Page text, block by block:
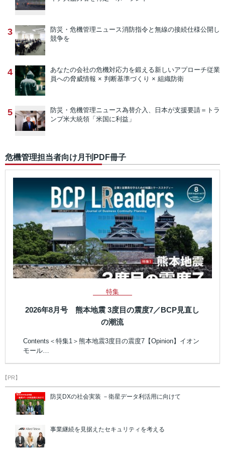
3 防災・危機管理ニュース消防指令と無線の接続仕様公開し
競争を
4 あなたの会社の危機対応力を鍛える新しいアプローチ従業
員への脅威情報 × 判断基準づくり × 組織防衛
5 防災・危機管理ニュース為替介入、日本が支援要請＝トラ
ンプ米大統領「米国に利益」
危機管理担当者向け月刊PDF冊子
特集
2026年8月号 熊本地震 3度目の震度7／BCP見直し
の潮流
Contents＜特集1＞熊本地震3度目の震度7【Opinion】イオン
モール…
【PR】
防災DXの社会実装 －衛星データ利活用に向けて
事業継続を見据えたセキュリティを考える